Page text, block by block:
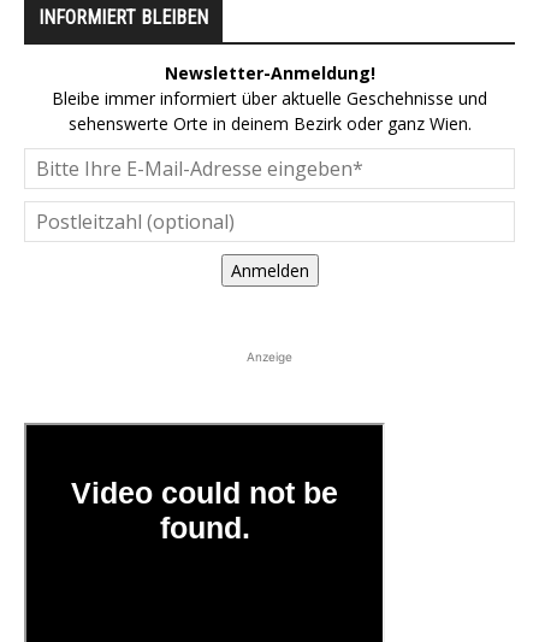
INFORMIERT BLEIBEN
Newsletter-Anmeldung!
Bleibe immer informiert über aktuelle Geschehnisse und
sehenswerte Orte in deinem Bezirk oder ganz Wien.
Anmelden
Anzeige